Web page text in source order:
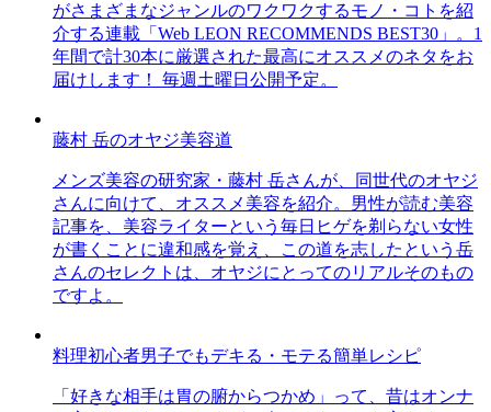
がさまざまなジャンルのワクワクするモノ・コトを紹
介する連載「Web LEON RECOMMENDS BEST30」。1
年間で計30本に厳選された最高にオススメのネタをお
届けします！ 毎週土曜日公開予定。
藤村 岳のオヤジ美容道
メンズ美容の研究家・藤村 岳さんが、同世代のオヤジ
さんに向けて、オススメ美容を紹介。男性が読む美容
記事を、美容ライターという毎日ヒゲを剃らない女性
が書くことに違和感を覚え、この道を志したという岳
さんのセレクトは、オヤジにとってのリアルそのもの
ですよ。
料理初心者男子でもデキる・モテる簡単レシピ
「好きな相手は胃の腑からつかめ」って、昔はオンナ